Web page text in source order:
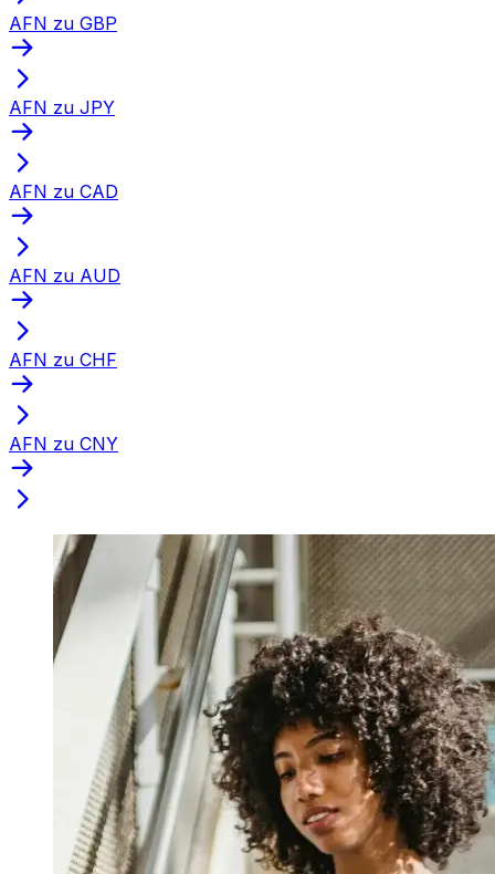
AFN zu GBP
AFN zu JPY
AFN zu CAD
AFN zu AUD
AFN zu CHF
AFN zu CNY